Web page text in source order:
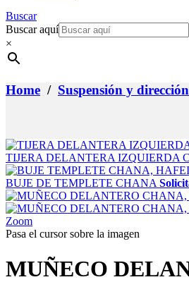
Buscar
Buscar aquí
×
Home / Suspensión y dirección
TIJERA DELANTERA IZQUIERDA
BUJE DE TEMPLETE CHANA
Zoom
Pasa el cursor sobre la imagen
MUÑECO